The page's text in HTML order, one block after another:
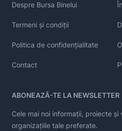
Despre Bursa Binelui
Termeni și condiții
Politica de confidențialitate
Contact
ABONEAZĂ-TE LA NEWSLETTER
Cele mai noi informații, proiecte
organizațiile tale preferate.